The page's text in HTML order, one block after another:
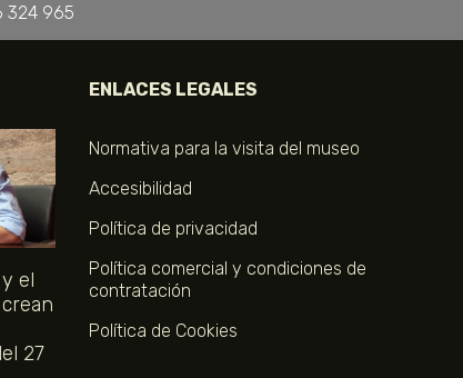
324 965
el
27
ENLACES LEGALES
Normativa para la visita del museo
Accesibilidad
Política de privacidad
Política comercial y condiciones de
contratación
Política de Cookies